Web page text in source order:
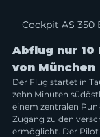
Cockpit AS 350
Abflug nur 10
von München
Der Flug startet in
zehn Minuten
einem zentralen
Zugang zu den
ermöglicht. Der